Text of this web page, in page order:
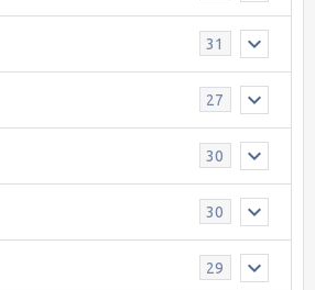
31
27
30
30
29